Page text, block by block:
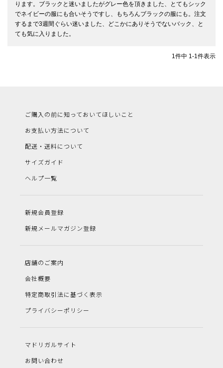
ります。ブラックと迷いましたがグレー色を頂きました、とてもシック
でネイビーの服にも合いそうですし、もちろんブラックの服にも。注文
するまで3週間ぐらい迷いました、どこかにありそうでないバック、と
ても気に入りました。
1件中 1-1件表示
ご購入の前に知っておいてほしいこと
お支払い方法について
配送・送料について
サイズガイド
ヘルプ一覧
新規会員登録
新規メールマガジン登録
店舗のご案内
会社概要
特定商取引法に基づく表示
プライバシーポリシー
マドリガルサイト
お問い合わせ